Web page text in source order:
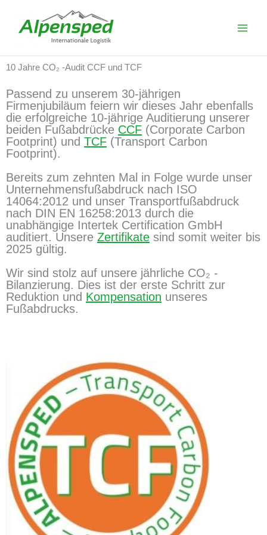
springen
10 Jahre CO₂ -Audit CCF und TCF
Passend zu unserem 30-jährigen
Firmenjubiläum feiern wir dieses Jahr ebenfalls
die erfolgreiche 10-jährige Auditierung unserer
beiden Fußabdrücke CCF (Corporate Carbon
Footprint) und TCF (Transport Carbon
Footprint).
Bereits zum zehnten Mal in Folge wurde unser
Unternehmensfußabdruck nach ISO
14064:2012 und unser Transportfußabdruck
nach DIN EN 16258:2013 durch die
unabhängige Intertek Certification GmbH
auditiert. Unsere Zertifikate sind somit weiter bis
2025 gültig.
Wir sind stolz auf unsere jährliche CO₂ -
Bilanzierung. Dies ist der erste Schritt zur
Reduktion und Kompensation unseres
Fußabdrucks.